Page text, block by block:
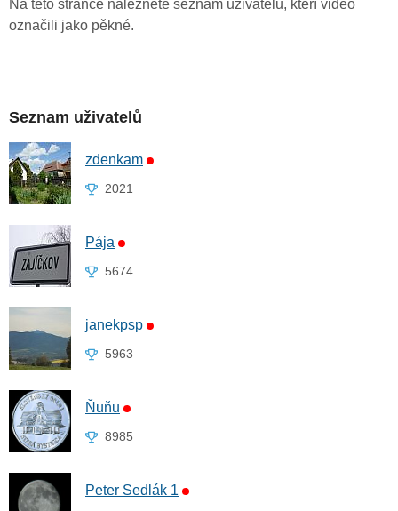
Na této stránce naleznete seznam uživatelů, kteří video
označili jako pěkné.
Seznam uživatelů
zdenkam
2021
Pája
5674
janekpsp
5963
Ňuňu
8985
Peter Sedlák 1